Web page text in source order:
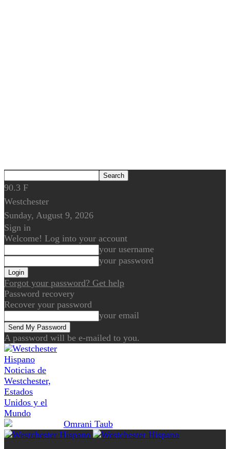
90.3 F
Westchester
Sunday, August 9, 2026
Sign in
Welcome! Log into your account
your username
your password
Forgot your password? Get help
Password recovery
Recover your password
your email
A password will be e-mailed to you.
Noticias de
Westchester,
Estados
Unidos y el
Mundo